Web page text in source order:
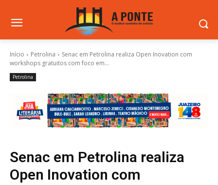
Início Petrolina
Senac em Petrolina realiza Open Inovation com
workshops gratuitos com foco em...
Petrolina
Senac em Petrolina realiza
Open Inovation com